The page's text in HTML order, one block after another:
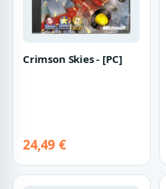
Crimson Skies - [PC]
24,49 €